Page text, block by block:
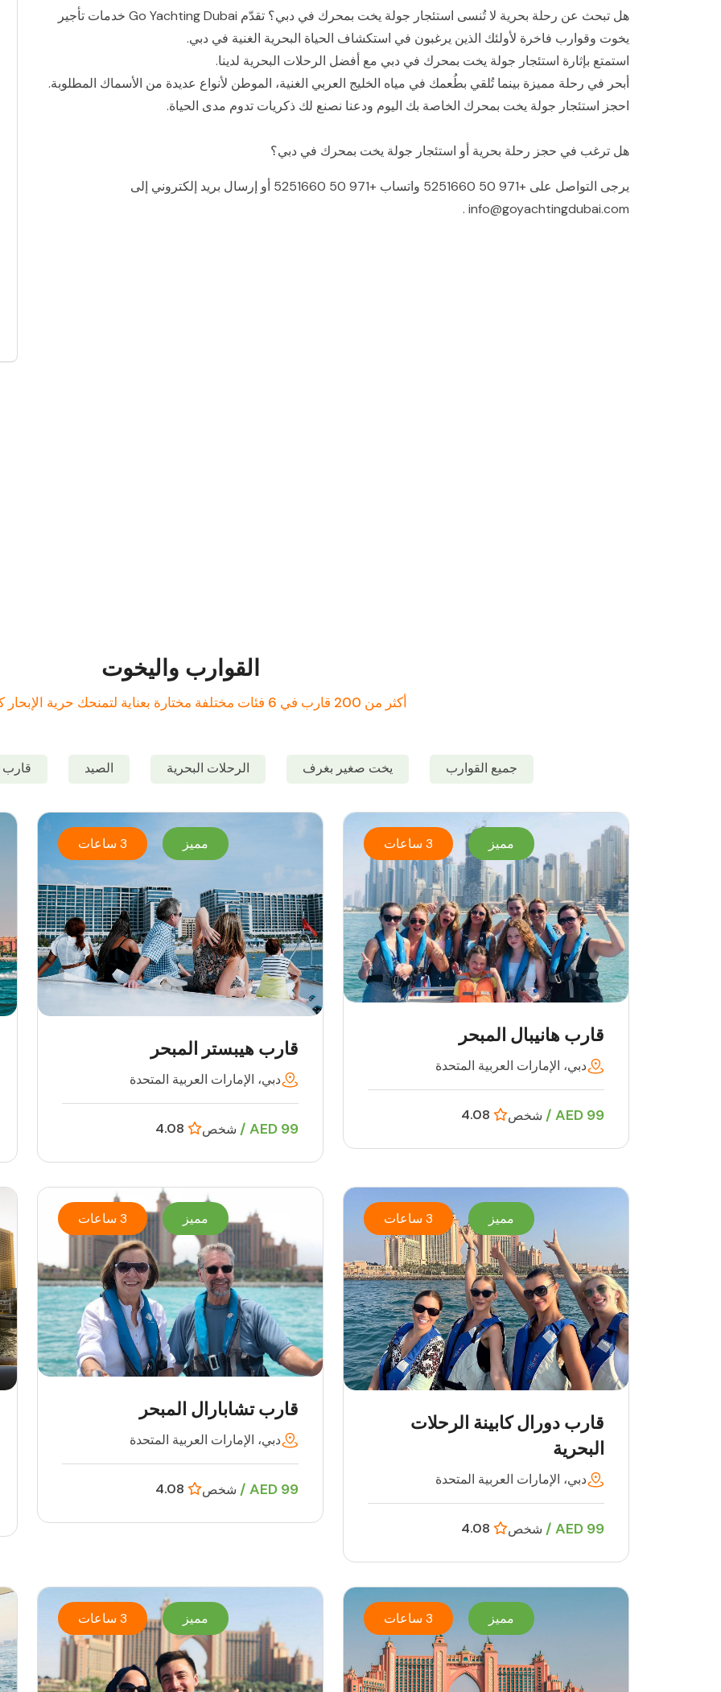
هل تبحث عن رحلة بحرية لا تُنسى استئجار جولة يخت بمحرك في دبي؟ تقدّم Go Yachting Dubai خدمات تأجير
يخوت وقوارب فاخرة لأولئك الذين يرغبون في استكشاف الحياة البحرية الغنية في دبي.
استمتع بإثارة استئجار جولة يخت بمحرك في دبي مع أفضل الرحلات البحرية لدينا.
أبحر في رحلة مميزة بينما تُلقي بطُعمك في مياه الخليج العربي الغنية، الموطن لأنواع عديدة من الأسماك المطلوبة.
احجز استئجار جولة يخت بمحرك الخاصة بك اليوم ودعنا نصنع لك ذكريات تدوم مدى الحياة.
هل ترغب في حجز رحلة بحرية أو استئجار جولة يخت بمحرك في دبي؟
يرجى التواصل على +971 50 5251660 واتساب +971 50 5251660
أو إرسال بريد إلكتروني إلى
info@goyachtingdubai.com
.
القوارب واليخوت
أكثر من 200 قارب في 6 فئات مختلفة مختارة بعناية لتمنحك حرية الإبحار كما تشاء.
جميع القوارب يخت صغير بغرف الرحلات البحرية الصيد قارب
مميز 3 ساعات
قارب هانيبال المبحر
دبي، الإمارات العربية المتحدة
99 AED / شخص
مميز 3 ساعات
قارب هيبستر المبحر
دبي، الإمارات العربية المتحدة
99 AED / شخص
مميز 3 ساعات
قارب دورال كابينة الرحلات
البحرية
دبي، الإمارات العربية المتحدة
99 AED / شخص
مميز 3 ساعات
قارب تشابارال المبحر
دبي، الإمارات العربية المتحدة
99 AED / شخص
مميز 3 ساعات مميز 3 ساعات